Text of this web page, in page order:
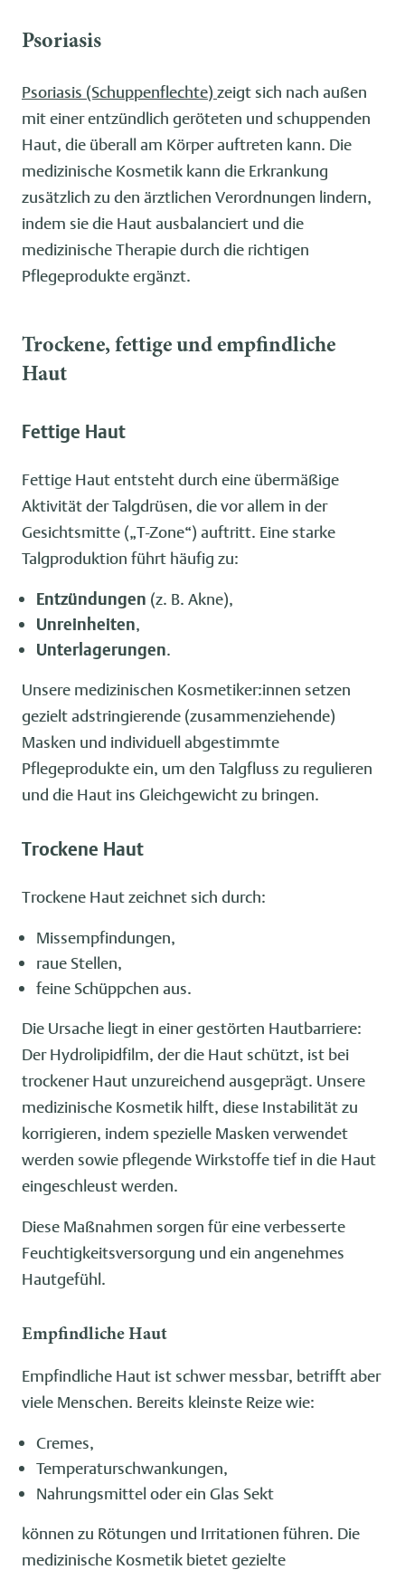
Psoriasis
Psoriasis (Schuppenflechte) zeigt sich nach außen
mit einer entzündlich geröteten und schuppenden
Haut, die überall am Körper auftreten kann. Die
medizinische Kosmetik kann die Erkrankung
zusätzlich zu den ärztlichen Verordnungen lindern,
indem sie die Haut ausbalanciert und die
medizinische Therapie durch die richtigen
Pflegeprodukte ergänzt.
Trockene, fettige und empfindliche
Haut
Fettige Haut
Fettige Haut entsteht durch eine übermäßige
Aktivität der Talgdrüsen, die vor allem in der
Gesichtsmitte („T-Zone“) auftritt. Eine starke
Talgproduktion führt häufig zu:
Entzündungen (z. B. Akne),
Unreinheiten,
Unterlagerungen.
Unsere medizinischen Kosmetiker:innen setzen
gezielt adstringierende (zusammenziehende)
Masken und individuell abgestimmte
Pflegeprodukte ein, um den Talgfluss zu regulieren
und die Haut ins Gleichgewicht zu bringen.
Trockene Haut
Trockene Haut zeichnet sich durch:
Missempfindungen,
raue Stellen,
feine Schüppchen aus.
Die Ursache liegt in einer gestörten Hautbarriere:
Der Hydrolipidfilm, der die Haut schützt, ist bei
trockener Haut unzureichend ausgeprägt. Unsere
medizinische Kosmetik hilft, diese Instabilität zu
korrigieren, indem spezielle Masken verwendet
werden sowie pflegende Wirkstoffe tief in die Haut
eingeschleust werden.
Diese Maßnahmen sorgen für eine verbesserte
Feuchtigkeitsversorgung und ein angenehmes
Hautgefühl.
Empfindliche Haut
Empfindliche Haut ist schwer messbar, betrifft aber
viele Menschen. Bereits kleinste Reize wie:
Cremes,
Temperaturschwankungen,
Nahrungsmittel oder ein Glas Sekt
können zu Rötungen und Irritationen führen. Die
medizinische Kosmetik bietet gezielte